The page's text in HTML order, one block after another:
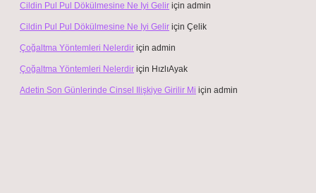
Cildin Pul Pul Dökülmesine Ne Iyi Gelir için admin
Cildin Pul Pul Dökülmesine Ne Iyi Gelir için Çelik
Çoğaltma Yöntemleri Nelerdir için admin
Çoğaltma Yöntemleri Nelerdir için HızlıAyak
Adetin Son Günlerinde Cinsel Ilişkiye Girilir Mi için admin